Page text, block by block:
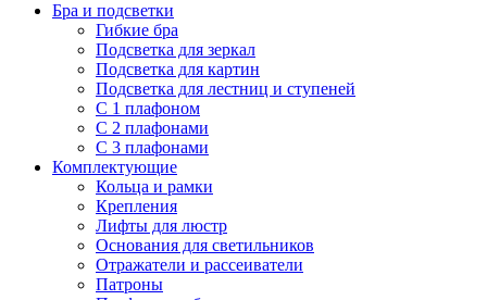
Бра и подсветки
Гибкие бра
Подсветка для зеркал
Подсветка для картин
Подсветка для лестниц и ступеней
С 1 плафоном
С 2 плафонами
С 3 плафонами
Комплектующие
Кольца и рамки
Крепления
Лифты для люстр
Основания для светильников
Отражатели и рассеиватели
Патроны